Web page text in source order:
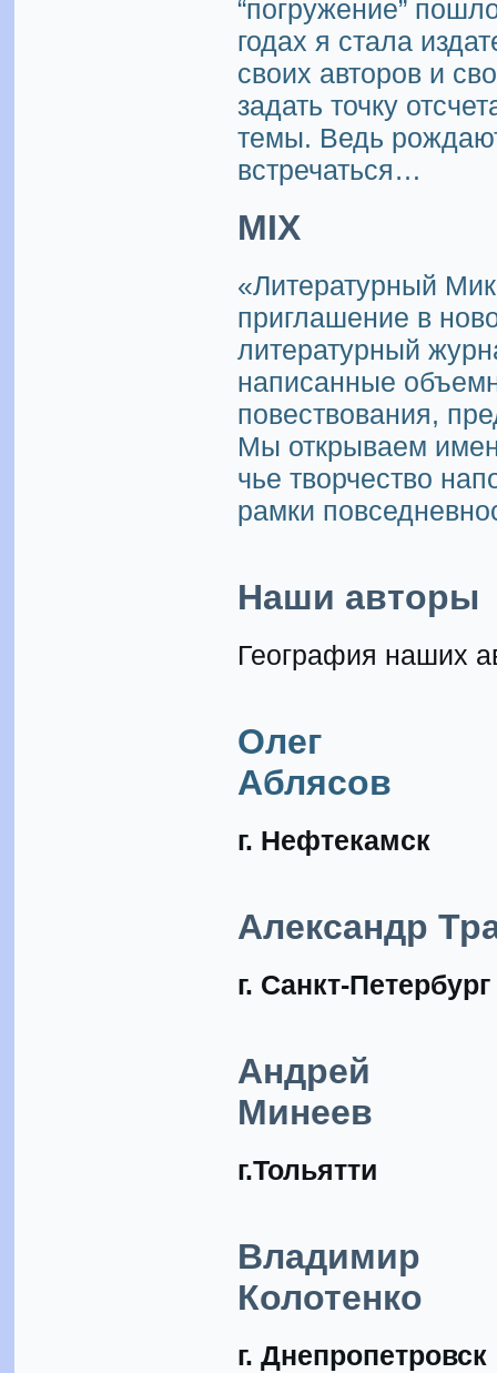
“погружение”
годах я стала
своих авторов и
задать точку
темы. Ведь
встречаться…
MIX
«Литературный
приглашение в
литератур­ный
написанные
повествования,
Мы открываем
чье творчество
рамки
Наши авторы
География наших
Олег
Аблясов
г. Нефтекамск
Александр
г. Санкт-Петербург
Андрей
Минеев
г.Тольятти
Владимир
Колотенко
г. Днепропетровск